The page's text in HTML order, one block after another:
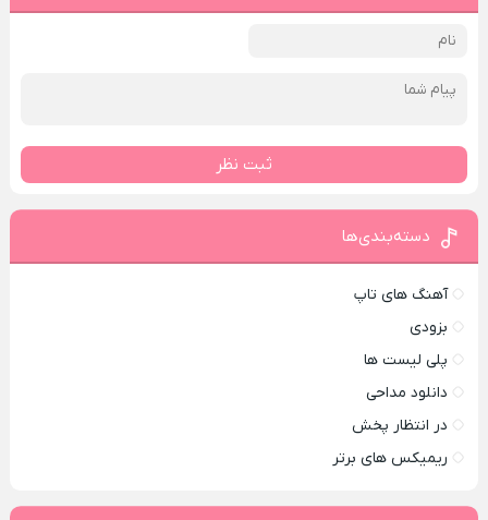
ثبت نظر
دسته‌بندی‌ها
آهنگ های تاپ
بزودی
پلی لیست ها
دانلود مداحی
در انتظار پخش
ریمیکس های برتر